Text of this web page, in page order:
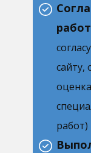
работ
сайту,
работ)